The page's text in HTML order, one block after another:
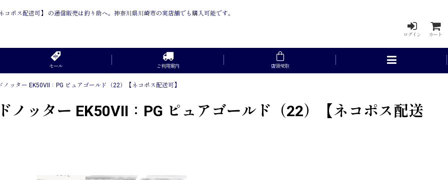
ポス配送可】 の通信販売は釣り助へ。神奈川県川崎市の実店舗でも購入可能です。
ログイン カート
セール ご利用案内 店頭受取
ッター EK50VII：PG ピュアゴールド（22）【ネコポス配送可】
ノッター EK50VII：PG ピュアゴールド（22）【ネコポス配送